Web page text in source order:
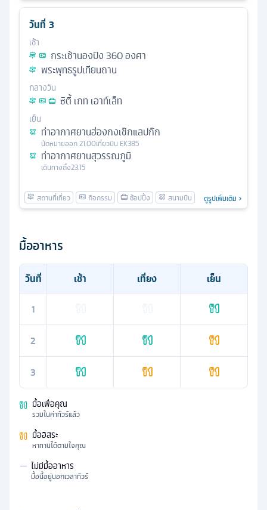
วันที่ 3
เช้า
กระเช้านองปิง 360 องศา
พระพุทธรูปเทียนถาน
กลางวัน
ซิตี้ เกท เอาท์เล็ท
เย็น
ท่าอากาศยานฮ่องกงเช๊กแลปก๊ก
นัดหมายออก21.00เที่ยวบิน EK385
ท่าอากาศยานสุวรรณภูมิ
เดินทางถึง23.15
ดูรูปเพิ่มเติม
มื้ออาหาร
วันที่ เช้า เที่ยง
เย็น
1
2
3
มื้อเพื่อคุณ
รวมในค่าทัวร์แล้ว
มื้ออิสระ
หาทานได้ตามใจคุณ
— ไม่มีมื้ออาหาร
มื้อนี้อยู่นอกเวลาทัวร์